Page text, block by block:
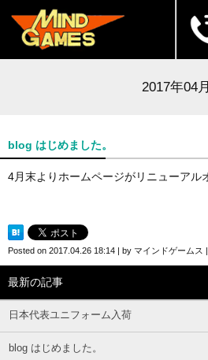
2017年04月
blog はじめました。
4月末よりホームページがリニューア
Posted on 2017.04.26 18:14 | by マインドゲームス |
最新の記事
日本代表ユニフォーム入荷
blog はじめました。